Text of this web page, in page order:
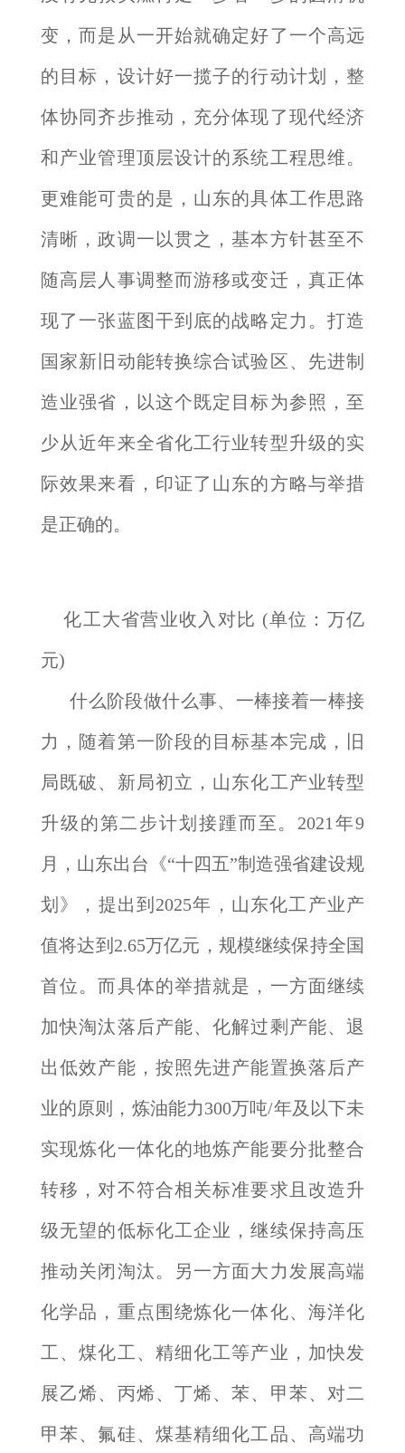
变，而是从一开始就确定好了一个高远
的目标，设计好一揽子的行动计划，整
体协同齐步推动，充分体现了现代经济
和产业管理顶层设计的系统工程思维。
更难能可贵的是，山东的具体工作思路
清晰，政调一以贯之，基本方针甚至不
随高层人事调整而游移或变迁，真正体
现了一张蓝图干到底的战略定力。打造
国家新旧动能转换综合试验区、先进制
造业强省，以这个既定目标为参照，至
少从近年来全省化工行业转型升级的实
际效果来看，印证了山东的方略与举措
是正确的。
化工大省营业收入对比 (单位：万亿
元)
什么阶段做什么事、一棒接着一棒接
力，随着第一阶段的目标基本完成，旧
局既破、新局初立，山东化工产业转型
升级的第二步计划接踵而至。2021年9
月，山东出台《“十四五”制造强省建设规
划》，提出到2025年，山东化工产业产
值将达到2.65万亿元，规模继续保持全国
首位。而具体的举措就是，一方面继续
加快淘汰落后产能、化解过剩产能、退
出低效产能，按照先进产能置换落后产
业的原则，炼油能力300万吨/年及以下未
实现炼化一体化的地炼产能要分批整合
转移，对不符合相关标准要求且改造升
级无望的低标化工企业，继续保持高压
推动关闭淘汰。另一方面大力发展高端
化学品，重点围绕炼化一体化、海洋化
工、煤化工、精细化工等产业，加快发
展乙烯、丙烯、丁烯、苯、甲苯、对二
甲苯、氟硅、煤基精细化工品、高端功